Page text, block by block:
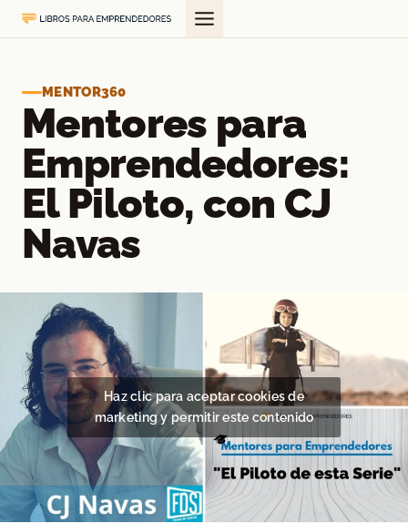
Saltar
al
MENTOR360
Mentores para
Emprendedores:
El Piloto, con CJ
Navas
Haz clic para aceptar cookies de
marketing y permitir este contenido